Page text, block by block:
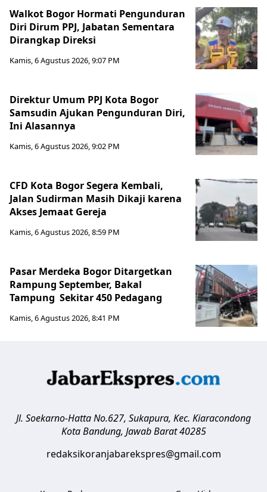
Walkot Bogor Hormati Pengunduran
Diri Dirum PPJ, Jabatan Sementara
Dirangkap Direksi
Kamis, 6 Agustus 2026, 9:07 PM
Direktur Umum PPJ Kota Bogor
Samsudin Ajukan Pengunduran Diri,
Ini Alasannya
Kamis, 6 Agustus 2026, 9:02 PM
CFD Kota Bogor Segera Kembali,
Jalan Sudirman Masih Dikaji karena
Akses Jemaat Gereja
Kamis, 6 Agustus 2026, 8:59 PM
Pasar Merdeka Bogor Ditargetkan
Rampung September, Bakal
Tampung Sekitar 450 Pedagang
Kamis, 6 Agustus 2026, 8:41 PM
Jl. Soekarno-Hatta No.627, Sukapura, Kec. Kiaracondong
Kota Bandung, Jawab Barat 40285
redaksikoranjabarekspres@gmail.com